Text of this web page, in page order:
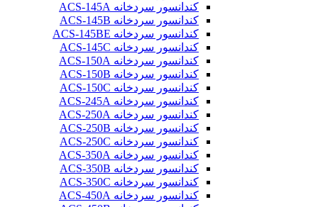
کندانسور سردخانه ACS-145A
کندانسور سردخانه ACS-145B
کندانسور سردخانه ACS-145BE
کندانسور سردخانه ACS-145C
کندانسور سردخانه ACS-150A
کندانسور سردخانه ACS-150B
کندانسور سردخانه ACS-150C
کندانسور سردخانه ACS-245A
کندانسور سردخانه ACS-250A
کندانسور سردخانه ACS-250B
کندانسور سردخانه ACS-250C
کندانسور سردخانه ACS-350A
کندانسور سردخانه ACS-350B
کندانسور سردخانه ACS-350C
کندانسور سردخانه ACS-450A